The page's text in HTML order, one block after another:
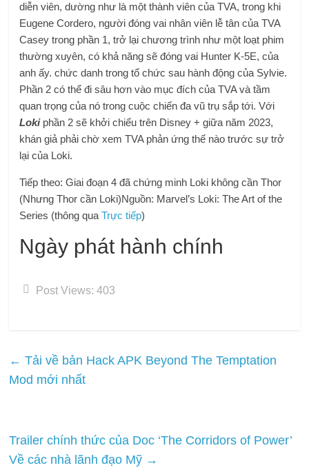
diễn viên, dường như là một thành viên của TVA, trong khi
Eugene Cordero, người đóng vai nhân viên lễ tân của TVA
Casey trong phần 1, trở lại chương trình như một loạt phim
thường xuyên, có khả năng sẽ đóng vai Hunter K-5E, của
anh ấy. chức danh trong tổ chức sau hành động của Sylvie.
Phần 2 có thể đi sâu hơn vào mục đích của TVA và tầm
quan trọng của nó trong cuộc chiến đa vũ trụ sắp tới. Với
Loki phần 2 sẽ khởi chiếu trên Disney + giữa năm 2023,
khán giả phải chờ xem TVA phản ứng thế nào trước sự trở
lại của Loki.
Tiếp theo: Giai đoạn 4 đã chứng minh Loki không cần Thor
(Nhưng Thor cần Loki)Nguồn: Marvel’s Loki: The Art of the
Series (thông quaTrực tiếp)
Ngày phát hành chính
Post Views: 403
← Tải về bản Hack APK Beyond The Temptation
Mod mới nhất
Trailer chính thức của Doc ‘The Corridors of Power’
Về các nhà lãnh đạo Mỹ →